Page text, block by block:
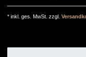
* inkl. ges. MwSt. zzgl.